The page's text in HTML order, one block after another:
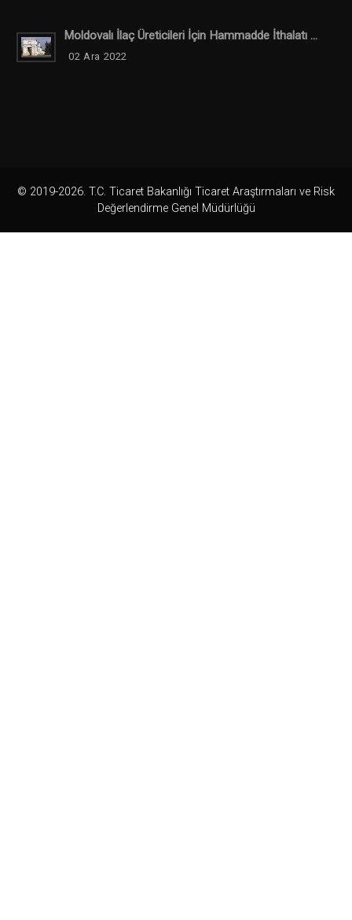
Moldovalı İlaç Üreticileri İçin Hammadde İthalatı ...
02 Ara 2022
© 2019-2026. T.C. Ticaret Bakanlığı Ticaret Araştırmaları ve Risk
Değerlendirme Genel Müdürlüğü